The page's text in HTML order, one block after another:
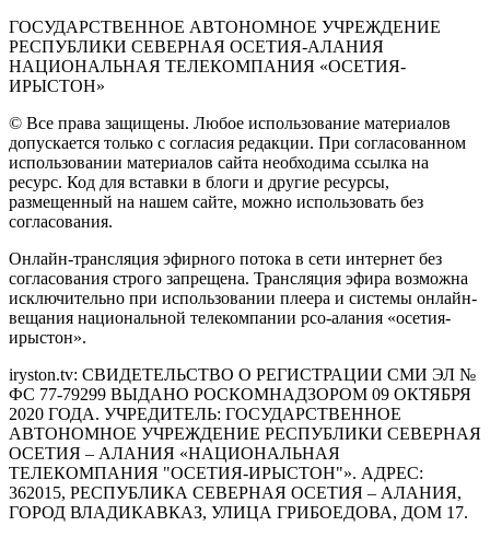
ГОСУДАРСТВЕННОЕ АВТОНОМНОЕ УЧРЕЖДЕНИЕ
РЕСПУБЛИКИ СЕВЕРНАЯ ОСЕТИЯ-АЛАНИЯ
НАЦИОНАЛЬНАЯ ТЕЛЕКОМПАНИЯ «ОСЕТИЯ-
ИРЫСТОН»
© Все права защищены. Любое использование материалов
допускается только с согласия редакции. При согласованном
использовании материалов сайта необходима ссылка на
ресурс. Код для вставки в блоги и другие ресурсы,
размещенный на нашем сайте, можно использовать без
согласования.
Онлайн-трансляция эфирного потока в сети интернет без
согласования строго запрещена. Трансляция эфира возможна
исключительно при использовании плеера и системы онлайн-
вещания национальной телекомпании рсо-алания «осетия-
ирыстон».
iryston.tv: CВИДЕТЕЛЬСТВО О РЕГИСТРАЦИИ СМИ ЭЛ №
ФС 77-79299 ВЫДАНО РОСКОМНАДЗОРОМ 09 ОКТЯБРЯ
2020 ГОДА. УЧРЕДИТЕЛЬ: ГОСУДАРСТВЕННОЕ
АВТОНОМНОЕ УЧРЕЖДЕНИЕ РЕСПУБЛИКИ СЕВЕРНАЯ
ОСЕТИЯ – АЛАНИЯ «НАЦИОНАЛЬНАЯ
ТЕЛЕКОМПАНИЯ "ОСЕТИЯ-ИРЫСТОН"». АДРЕС:
362015, РЕСПУБЛИКА СЕВЕРНАЯ ОСЕТИЯ – АЛАНИЯ,
ГОРОД ВЛАДИКАВКАЗ, УЛИЦА ГРИБОЕДОВА, ДОМ 17.